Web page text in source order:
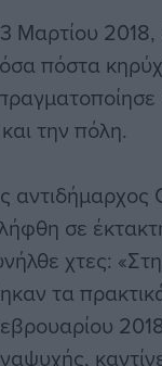
Μαρτίου
πόστα
την πόλη.
σε
χτες:
τα